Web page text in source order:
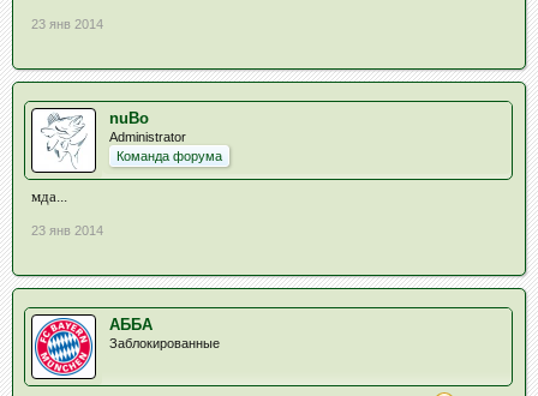
23 янв 2014
nuBo
Administrator
Команда форума
мда...
23 янв 2014
АББА
Заблокированные